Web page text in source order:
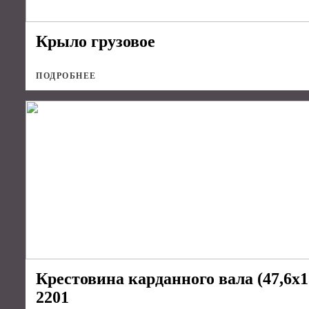
Крыло грузовое
ПОДРОБНЕЕ
Крестовина карданного вала
2201